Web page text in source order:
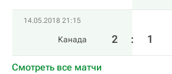
14.05.2018 21:15
Канада 2 : 1
Смотреть все матчи